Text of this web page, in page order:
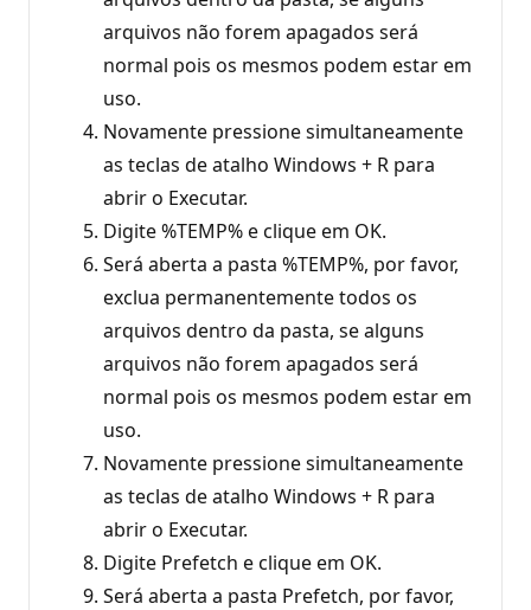
arquivos não forem apagados será
normal pois os mesmos podem estar em
uso.
Novamente pressione simultaneamente
as teclas de atalho Windows + R para
abrir o Executar.
Digite %TEMP% e clique em OK.
Será aberta a pasta %TEMP%, por favor,
exclua permanentemente todos os
arquivos dentro da pasta, se alguns
arquivos não forem apagados será
normal pois os mesmos podem estar em
uso.
Novamente pressione simultaneamente
as teclas de atalho Windows + R para
abrir o Executar.
Digite Prefetch e clique em OK.
Será aberta a pasta Prefetch, por favor,